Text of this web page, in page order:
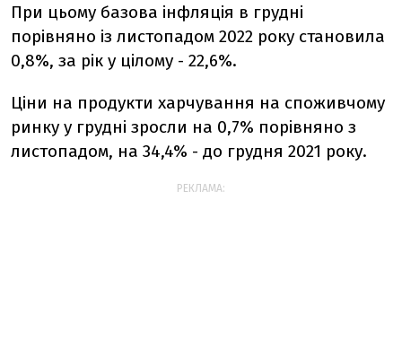
При цьому базова інфляція в грудні
порівняно із листопадом 2022 року становила
0,8%, за рік у цілому - 22,6%.
Ціни на продукти харчування на споживчому
ринку у грудні зросли на 0,7% порівняно з
листопадом, на 34,4% - до грудня 2021 року.
РЕКЛАМА: